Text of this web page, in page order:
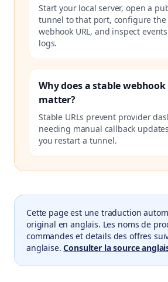
Start your local server, open a
tunnel to that port, configure
webhook URL, and inspect
logs.
Why does a stable webhook
matter?
Stable URLs prevent provider
needing manual callback
you restart a tunnel.
Cette page est une traduction
original en anglais. Les noms de
commandes et details des offres
anglaise. Consulter la source